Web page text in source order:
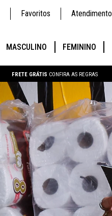
Favoritos Atendimento
MASCULINO FEMININO
FRETE GRÁTIS CONFIRA AS REGRAS